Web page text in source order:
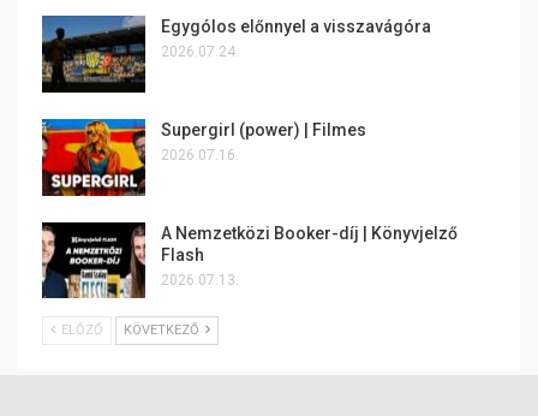
Egygólos előnnyel a visszavágóra
2026.07.24.
Supergirl (power) | Filmes
2026.07.16.
A Nemzetközi Booker-díj | Könyvjelző
Flash
2026.07.13.
ELŐZŐ KÖVETKEZŐ